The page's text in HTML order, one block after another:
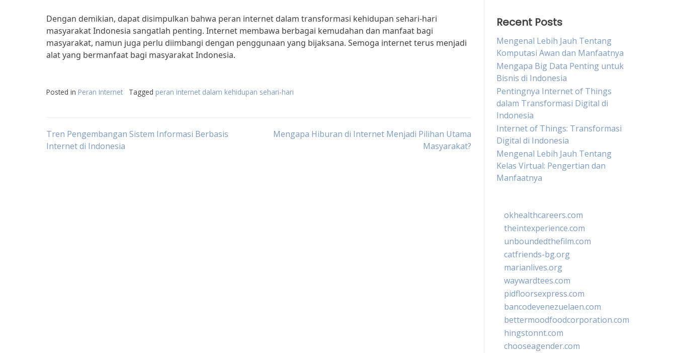
Dengan demikian, dapat disimpulkan bahwa peran internet dalam transformasi kehidupan sehari-hari
masyarakat Indonesia sangatlah penting. Internet membawa berbagai kemudahan dan manfaat bagi
masyarakat, namun juga perlu diimbangi dengan penggunaan yang bijaksana. Semoga internet terus menjadi
alat yang bermanfaat bagi masyarakat Indonesia.
Posted in Peran Internet Tagged peran internet dalam kehidupan sehari-hari
Post
Tren Pengembangan Sistem Informasi Berbasis
Internet di Indonesia
Mengapa Hiburan di Internet Menjadi Pilihan Utama
Masyarakat?
Recent Posts
Mengenal Lebih Jauh Tentang
Komputasi Awan dan Manfaatnya
Mengapa Big Data Penting untuk
Bisnis di Indonesia
Pentingnya Internet of Things
dalam Transformasi Digital di
Indonesia
Internet of Things: Transformasi
Digital di Indonesia
Mengenal Lebih Jauh Tentang
Kelas Virtual: Pengertian dan
Manfaatnya
okhealthcareers.com
theintexperience.com
unboundedthefilm.com
catfriends-bg.org
marianlives.org
waywardtees.com
pidfloorsexpress.com
bancodevenezuelaen.com
bettermoodfoodcorporation.com
hingstonnt.com
chooseagender.com